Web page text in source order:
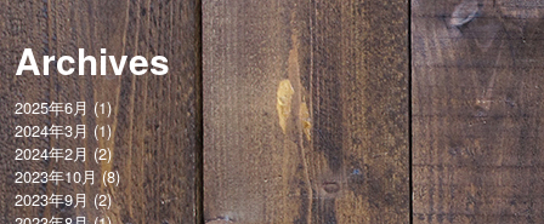
Archives
2025年6月(1)
2024年3月(1)
2024年2月(2)
2023年10月(8)
2023年9月(2)